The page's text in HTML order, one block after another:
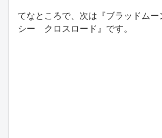
てなところで、次は『ブラッド
シー クロスロード』です。